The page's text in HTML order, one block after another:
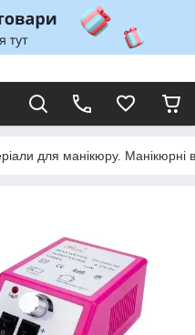
для манікюру. Манікюрні